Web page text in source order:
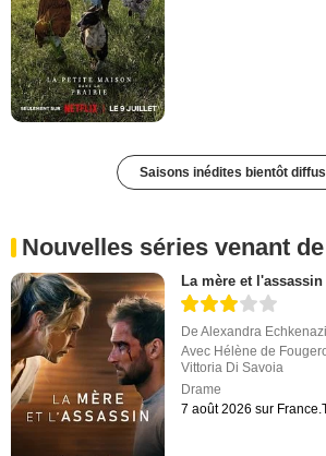
Saisons inédites bientôt
Nouvelles séries venant
La mère et l'assassin
DeAlexandra Echkenazi
Avec Hélène de
Vittoria Di Savoia
Drame
7 août 2026 sur